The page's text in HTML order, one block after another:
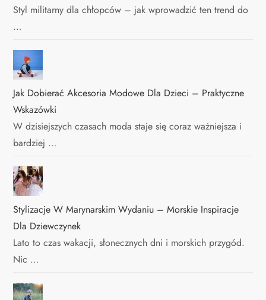
Styl militarny dla chłopców – jak wprowadzić ten trend do
…
Jak Dobierać Akcesoria Modowe Dla Dzieci – Praktyczne
Wskazówki
W dzisiejszych czasach moda staje się coraz ważniejsza i
bardziej …
Stylizacje W Marynarskim Wydaniu – Morskie Inspiracje
Dla Dziewczynek
Lato to czas wakacji, słonecznych dni i morskich przygód.
Nic …